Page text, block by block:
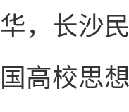
华，长沙
国高校思